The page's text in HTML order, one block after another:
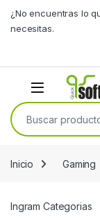
¿No encuentras lo
necesitas.
Buscar por:
Inicio Gaming
Ingram Categorias